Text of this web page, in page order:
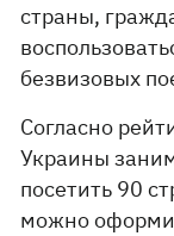
страны,
безвизовых
Согласно
Украины
посетить 90
можно